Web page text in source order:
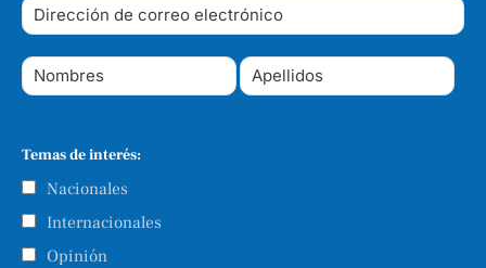
Temas de interés:
Nacionales
Internacionales
Opinión